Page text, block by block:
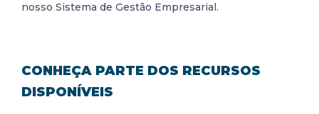
nosso Sistema de Gestão Empresarial.
CONHEÇA PARTE DOS RECURSOS
DISPONÍVEIS